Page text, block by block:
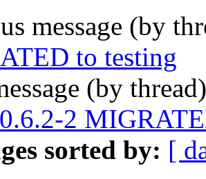
message (by
to testing
(by
2
sorted by: [